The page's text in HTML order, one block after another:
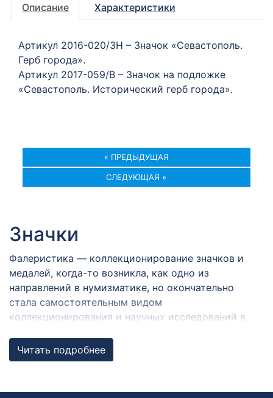
Описание Характеристики
Артикул 2016-020/ЗН – Значок «Севастополь.
Герб города».
Артикул 2017-059/В – Значок на подложке
«Севастополь. Исторический герб города».
« ПРЕДЫДУЩАЯ
СЛЕДУЮЩАЯ »
Значки
Фалеристика — коллекционирование значков и
медалей, когда-то возникла, как одно из
направлений в нумизматике, но окончательно
стала самостоятельным видом
коллекционирования и научных исследований в
Термин «фалеристика» произошёл от латинского
Читать подробнее